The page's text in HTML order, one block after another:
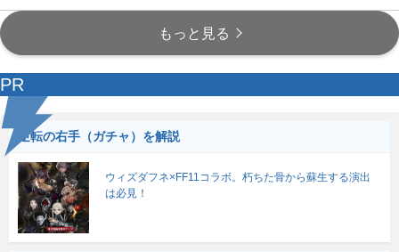
もっと見る
PR
逆転の右手（ガチャ）を解説
ウィズダフネ×FF11コラボ。朽ちた骨から蘇生する演出
は必見！